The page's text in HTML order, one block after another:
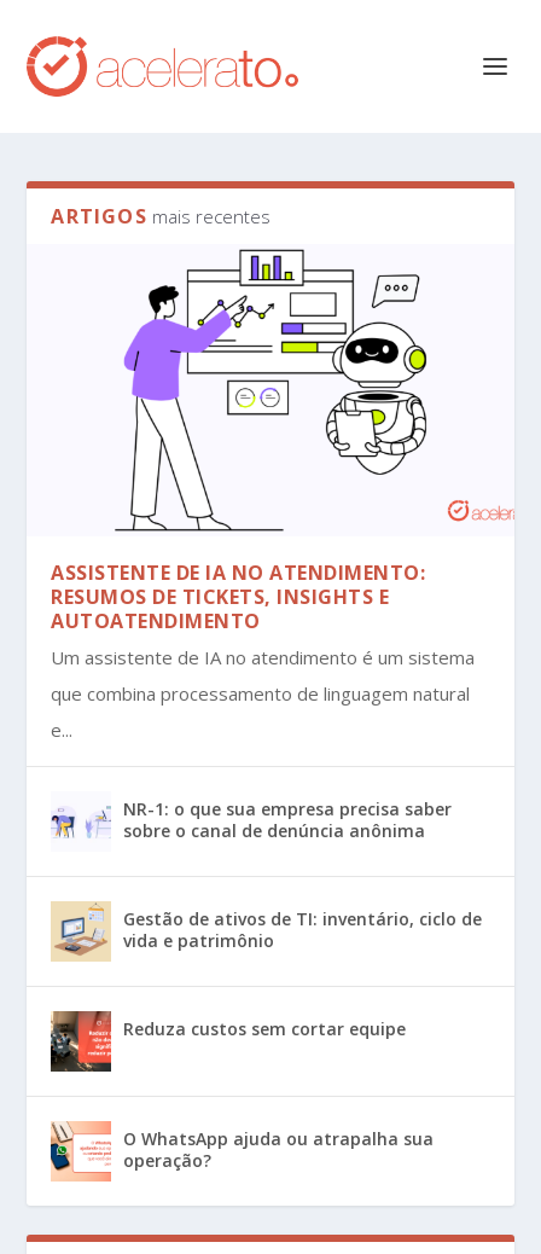
ARTIGOS mais recentes
ASSISTENTE DE IA NO ATENDIMENTO:
RESUMOS DE TICKETS, INSIGHTS E
AUTOATENDIMENTO
Um assistente de IA no atendimento é um sistema
que combina processamento de linguagem natural
e...
NR-1: o que sua empresa precisa saber
sobre o canal de denúncia anônima
Gestão de ativos de TI: inventário, ciclo de
vida e patrimônio
Reduza custos sem cortar equipe
O WhatsApp ajuda ou atrapalha sua
operação?